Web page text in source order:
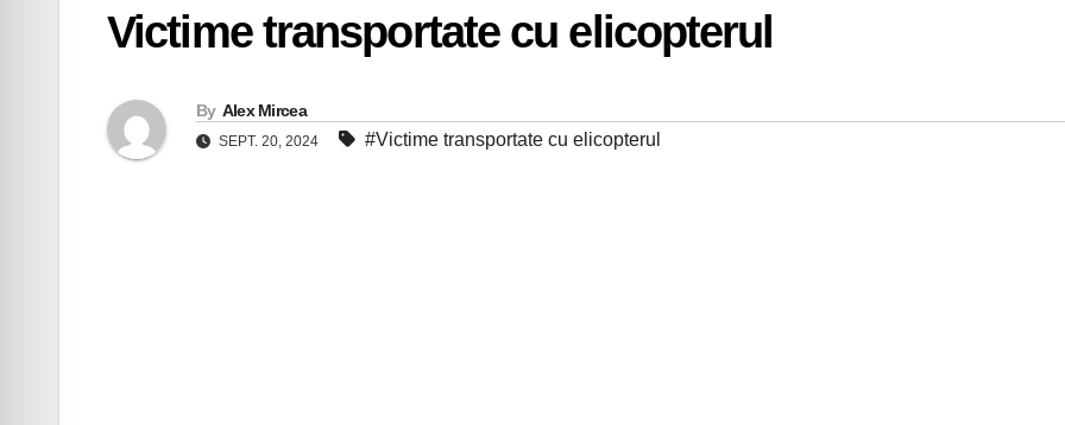
Victime transportate cu elicopterul
By Alex Mircea
SEPT. 20, 2024 #Victime transportate cu elicopterul